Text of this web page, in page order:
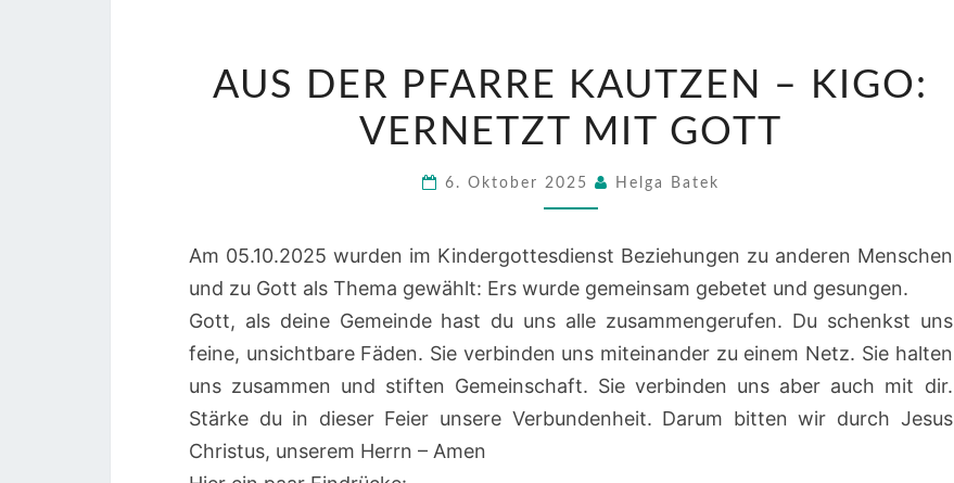
DER
PFARRE
–
VERNETZT
MIT
GOTT
AUS DER PFARRE KAUTZEN – KIGO:
VERNETZT MIT GOTT
6. Oktober 2025 Helga Batek
Am 05.10.2025 wurden im Kindergottesdienst Beziehungen zu anderen Menschen
und zu Gott als Thema gewählt: Ers wurde gemeinsam gebetet und gesungen.
Gott, als deine Gemeinde hast du uns alle zusammengerufen. Du schenkst uns
feine, unsichtbare Fäden. Sie verbinden uns miteinander zu einem Netz. Sie halten
uns zusammen und stiften Gemeinschaft. Sie verbinden uns aber auch mit dir.
Stärke du in dieser Feier unsere Verbundenheit. Darum bitten wir durch Jesus
Christus, unserem Herrn – Amen